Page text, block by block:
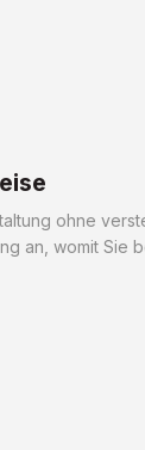
ohne
an, womit Sie